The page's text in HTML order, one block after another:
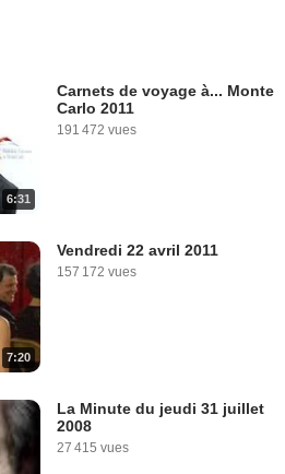
6:31
Carnets de voyage à... Monte
Carlo 2011
191 472 vues
7:20
Vendredi 22 avril 2011
157 172 vues
La Minute du jeudi 31 juillet
2008
27 415 vues